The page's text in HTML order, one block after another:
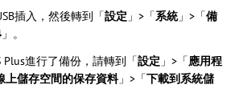
插入，然後轉到「設定 」>「系統」>「備
」。
進行了備份，請轉到「設定 」>「應用程
上儲存空間的保存資料」>「下載到系統儲